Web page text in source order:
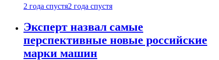
2 года спустя2 года спустя
Эксперт назвал самые
перспективные новые российские
марки машин